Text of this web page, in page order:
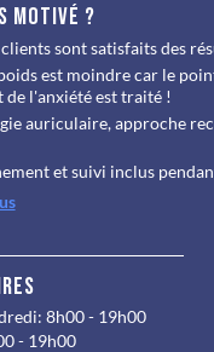
motivé ?
sont satisfaits des
est moindre car le
de l'anxiété est traité !
auriculaire, approche
et suivi inclus
8h00 - 19h00
- 19h00